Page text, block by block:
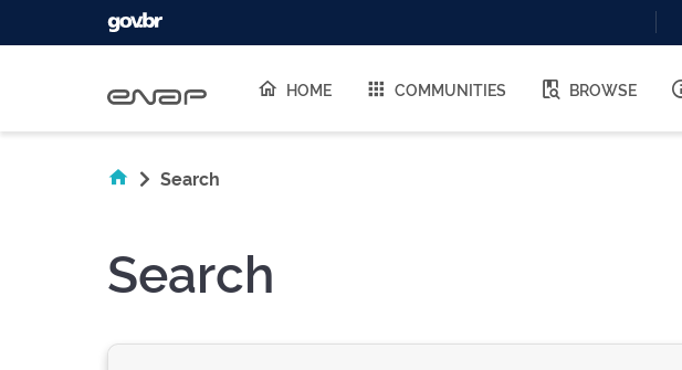
HOME COMMUNITIES BROWSE
Search
Search